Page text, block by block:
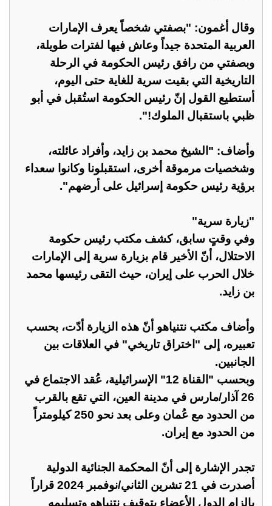
وقال أغمون: "بصفتي شخصاً يعرف الإمارات
العربية المتحدة جيداً وعاش فيها لفترات طويلة،
وبصفتي من رافق رئيس الحكومة في الرحلة
التاريخية التي بقيت سرية للغاية حتى اليوم،
أستطيع القول إنّ رئيس الحكومة استُقبل في أبو
ظبي باستقبال الملوك!".
وأضاف: "الشيخ محمد بن زايد، وأفراد عائلته،
وشخصيات مرموقة أخرى، استقبلونا وكانوا سعداء
برؤية رئيس حكومة إسرائيل على أرضهم".
"زيارة سرية"
وفي وقتٍ سابق، كشف مكتب رئيس حكومة
الاحتلال، أنّ الأخير قام بزيارة سرية إلى الإمارات
خلال الحرب على إيران، حيث التقى رئيسها محمد
بن زايد.
وأضاف مكتب نتنياهو أنّ هذه الزيارة أدّت، بحسب
تعبيره، إلى "اختراق تاريخي" في العلاقات بين
الجانبين.
وبحسب "القناة 12" الإسرائيلية، عُقد الاجتماع في
26 آذار/مارس في مدينة العين، التي تقع بالقرب
من الحدود مع عُمان وعلى بعد نحو 250 كيلومتراً
من الحدود مع إيران.
تجدر الإشارة إلى أنّ المحكمة الجنائية الدولية
أصدرت في 21 تشرين الثاني/نوفمبر 2024 قراراً
بإلزام الدول الأعضاء بتوقيف نتنياهو وتسليمه